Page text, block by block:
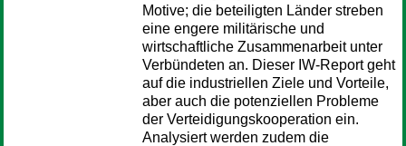
Motive; die beteiligten Länder streben
eine engere militärische und
wirtschaftliche Zusammenarbeit unter
Verbündeten an. Dieser IW-Report geht
auf die industriellen Ziele und Vorteile,
aber auch die potenziellen Probleme
der Verteidigungskooperation ein.
Analysiert werden zudem die